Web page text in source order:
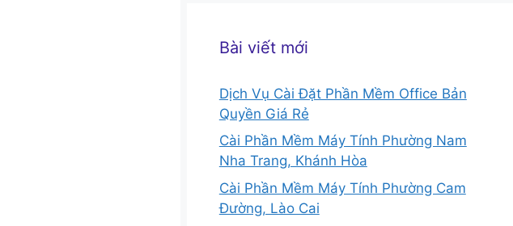
Bài viết mới
Dịch Vụ Cài Đặt Phần Mềm Office Bản
Quyền Giá Rẻ
Cài Phần Mềm Máy Tính Phường Nam
Nha Trang, Khánh Hòa
Cài Phần Mềm Máy Tính Phường Cam
Đường, Lào Cai